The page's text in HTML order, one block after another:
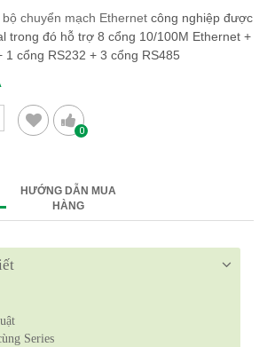
bộ chuyển mạch Ethernet công nghiệp được
trong đó hỗ trợ 8 cổng 10/100M Ethernet +
1 cổng RS232 + 3 cổng RS485
0
HƯỚNG DẪN MUA
HÀNG
Series